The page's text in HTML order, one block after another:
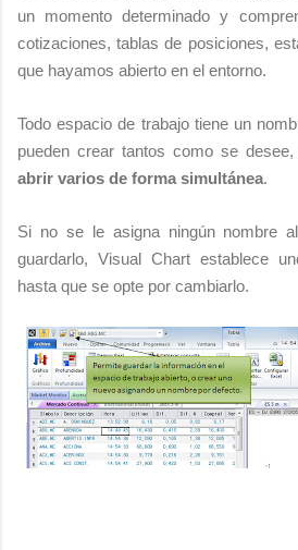
un momento determinado y
cotizaciones, tablas de posiciones,
que hayamos abierto en el entorno.
Todo espacio de trabajo tiene un
pueden crear tantos como se desee,
abrir varios de forma simultánea.
Si no se le asigna ningún nombre
guardarlo, Visual Chart establece
hasta que se opte por cambiarlo.